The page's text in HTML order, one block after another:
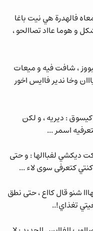
فالهدرة هي نيت باغا
و هوما عااد تصاالحو ،
، شافت فيه و ميعات
وخا ندير فاايس اخور
: ديريه ، و لكن
اسمر ...
ديكشي لفباالها : و حتى
كتعرفى سوى لاء ...
شنو قال كااع ، حتى نطق
تغذاي!..